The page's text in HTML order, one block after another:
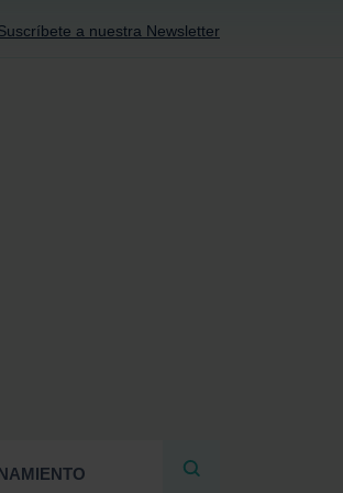
a nuestra Newsletter